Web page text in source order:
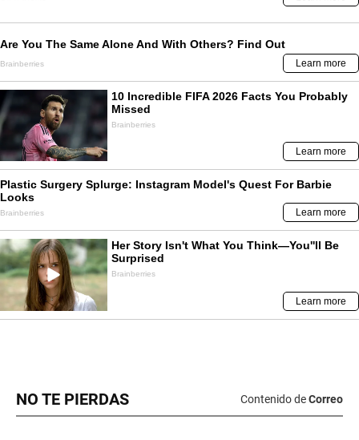
NO TE PIERDAS Contenido deCorreo